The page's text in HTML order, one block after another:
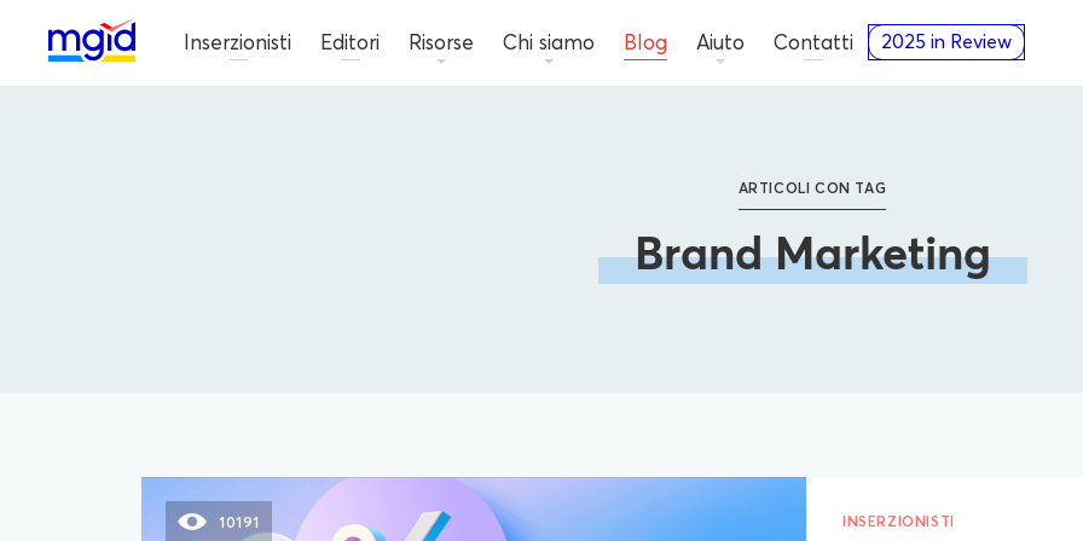
Inserzionisti Editori Risorse Chi siamo Blog Aiuto Contatti 2025 in Review
ARTICOLI CON TAG
Brand Marketing
10191 INSERZIONISTI